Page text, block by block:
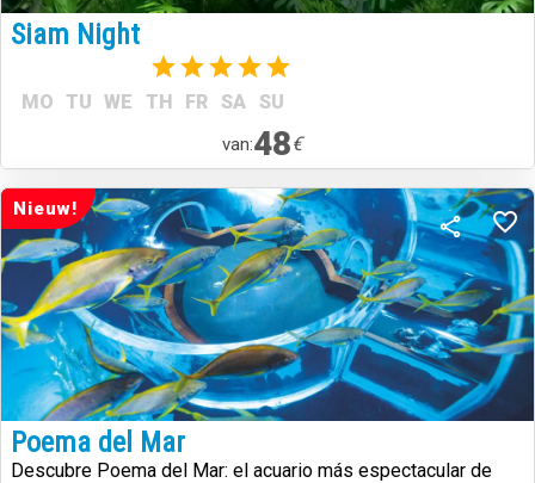
Siam Night
(1)
MO TU WE TH FR SA SU
van:48€
Nieuw!
Poema del Mar
Descubre Poema del Mar: el acuario más espectacular de